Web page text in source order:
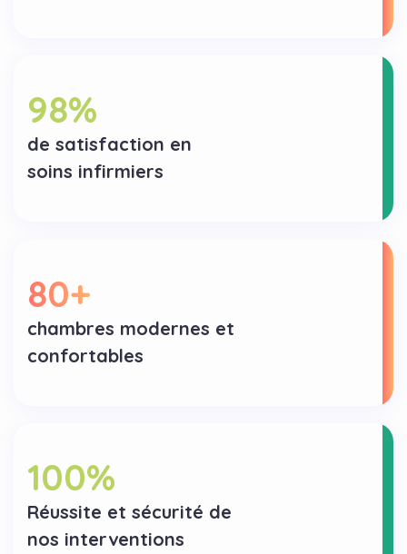
98%
de satisfaction en
soins infirmiers
80+
chambres modernes et
confortables
100%
Réussite et sécurité de
nos interventions